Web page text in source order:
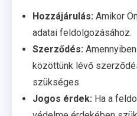
Hozzájárulás: Amikor
adatai feldolgozásához.
Szerződés:
közöttünk lévő
szükséges.
Jogos érdek: Ha a